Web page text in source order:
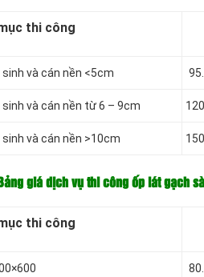
thi công
và cán nền <5cm
và cán nền từ 6 – 9cm
và cán nền >10cm
Bảng giá dịch vụ thi công ốp lát gạch
thi công